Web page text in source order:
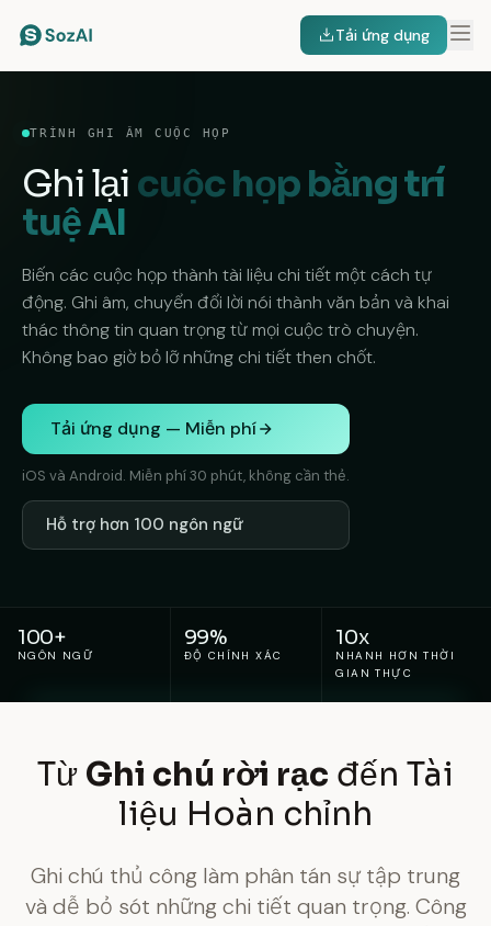
Tải ứng dụng
TRÌNH GHI ÂM CUỘC HỌP
Ghi lại cuộc họp bằng trí
tuệ AI
Biến các cuộc họp thành tài liệu chi tiết một cách tự
động. Ghi âm, chuyển đổi lời nói thành văn bản và khai
thác thông tin quan trọng từ mọi cuộc trò chuyện.
Không bao giờ bỏ lỡ những chi tiết then chốt.
Tải ứng dụng — Miễn phí
iOS và Android. Miễn phí 30 phút, không cần thẻ.
Hỗ trợ hơn 100 ngôn ngữ
100+
NGÔN NGỮ
99%
ĐỘ CHÍNH XÁC
10x
NHANH HƠN THỜI
GIAN THỰC
Từ Ghi chú rời rạc đến Tài
liệu Hoàn chỉnh
Ghi chú thủ công làm phân tán sự tập trung
và dễ bỏ sót những chi tiết quan trọng. Công